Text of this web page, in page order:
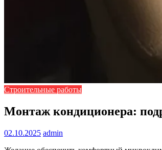
Строительные работы
Монтаж кондиционера:
02.10.2025 admin